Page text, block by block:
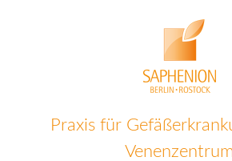
Praxis für
Venenzentrum